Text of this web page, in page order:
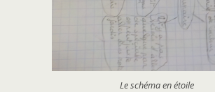
Le schéma en étoile